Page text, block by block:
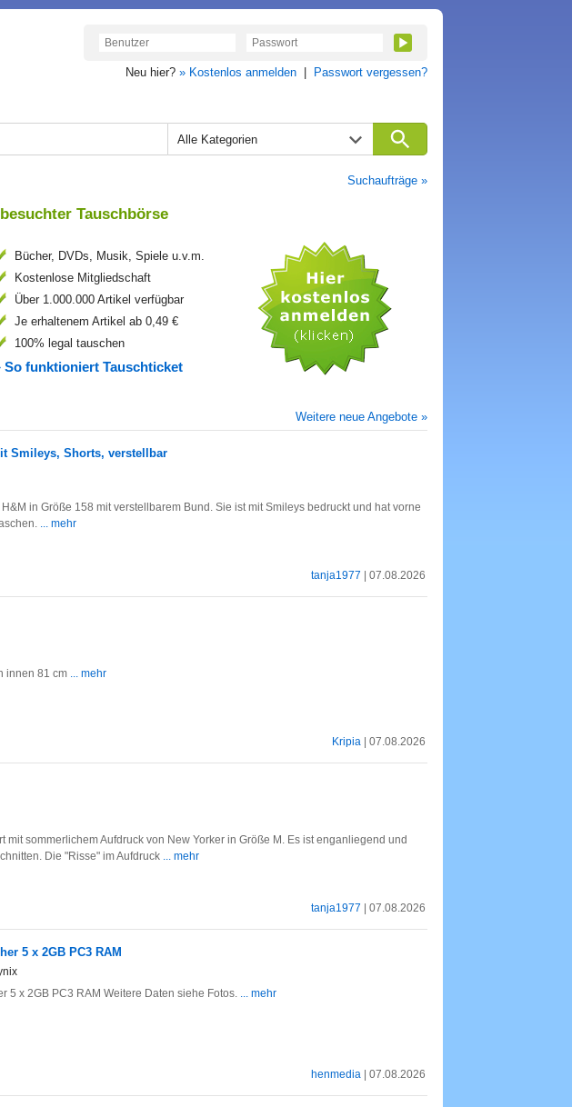
Neu hier? » Kostenlos anmelden Passwort vergessen?
Alle Kategorien
Suchaufträge »
Tauschbörse
Bücher, DVDs, Musik, Spiele u.v.m.
Kostenlose Mitgliedschaft
Über 1.000.000 Artikel verfügbar
Je erhaltenem Artikel ab 0,49 €
100% legal tauschen
So funktioniert Tauschticket
Weitere neue Angebote »
Smileys, Shorts, verstellbar
in Größe 158 mit verstellbarem Bund. Sie ist mit Smileys bedruckt und hat vorne
... mehr
tanja1977 | 07.08.2026
innen 81 cm ... mehr
Kripia | 07.08.2026
mit sommerlichem Aufdruck von New Yorker in Größe M. Es ist enganliegend und
Die "Risse" im Aufdruck ... mehr
tanja1977 | 07.08.2026
5 x 2GB PC3 RAM
5 x 2GB PC3 RAM Weitere Daten siehe Fotos. ... mehr
henmedia | 07.08.2026